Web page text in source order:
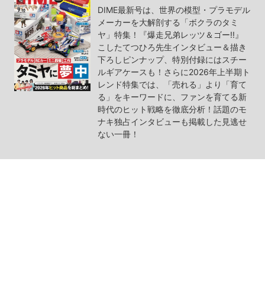
DIME最新号は、世界の模型・プラモデル
メーカーを大解剖する「ボクラのタミ
ヤ」特集！『爆走兄弟レッツ＆ゴー!!』
こしたてつひろ先生インタビュー＆描き
下ろしピンナップ、特別付録にはスチー
ルギアケースも！さらに2026年上半期ト
レンド特集では、「売れる」より「育て
る」をキーワードに、ファンを育てる新
時代のヒット戦略を徹底分析！話題のモ
ナキ独占インタビューも掲載した見逃せ
ない一冊！